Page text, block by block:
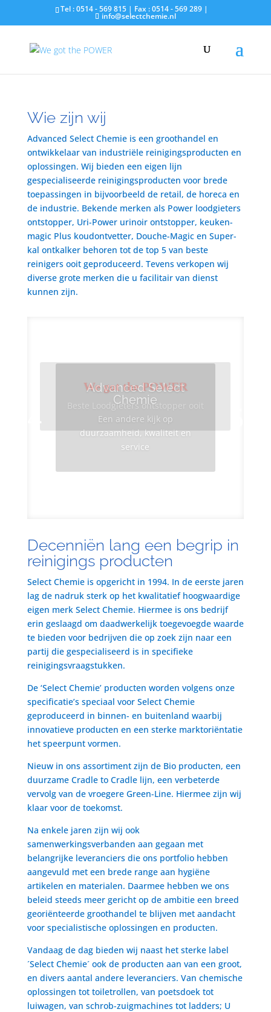
Tel : 0514 - 569 815 | Fax : 0514 - 569 289 |
info@selectchemie.nl
Wie zijn wij
Advanced Select Chemie is een groothandel en
ontwikkelaar van industriële reinigingsproducten en
oplossingen. Wij bieden een eigen lijn
gespecialiseerde reinigingsproducten voor brede
toepassingen in bijvoorbeeld de retail, de horeca en
de industrie. Bekende merken als Power loodgieters
ontstopper, Uri-Power urinoir ontstopper, keuken-
magic Plus koudontvetter, Douche-Magic en Super-
kal ontkalker behoren tot de top 5 van beste
reinigers ooit geproduceerd. Tevens verkopen wij
diverse grote merken die u facilitair van dienst
kunnen zijn.
Advanced Select
Chemie
Een andere kijk op
duurzaamheid, kwaliteit en
service
We got the POWER
Beste Loodgieters ontstopper ooit
Decenniën lang een begrip in
reinigings producten
Select Chemie is opgericht in 1994. In de eerste jaren
lag de nadruk sterk op het kwalitatief hoogwaardige
eigen merk Select Chemie. Hiermee is ons bedrijf
erin geslaagd om daadwerkelijk toegevoegde waarde
te bieden voor bedrijven die op zoek zijn naar een
partij die gespecialiseerd is in specifieke
reinigingsvraagstukken.
De ‘Select Chemie’ producten worden volgens onze
specificatie’s speciaal voor Select Chemie
geproduceerd in binnen- en buitenland waarbij
innovatieve producten en een sterke marktoriëntatie
het speerpunt vormen.
Nieuw in ons assortiment zijn de Bio producten, een
duurzame Cradle to Cradle lijn, een verbeterde
vervolg van de vroegere Green-Line. Hiermee zijn wij
klaar voor de toekomst.
Na enkele jaren zijn wij ook
samenwerkingsverbanden aan gegaan met
belangrijke leveranciers die ons portfolio hebben
aangevuld met een brede range aan hygiëne
artikelen en materialen. Daarmee hebben we ons
beleid steeds meer gericht op de ambitie een breed
georiënteerde groothandel te blijven met aandacht
voor specialistische oplossingen en producten.
Vandaag de dag bieden wij naast het sterke label
´Select Chemie´ ook de producten aan van een groot,
en divers aantal andere leveranciers. Van chemische
oplossingen tot toiletrollen, van poetsdoek tot
luiwagen, van schrob-zuigmachines tot ladders; U